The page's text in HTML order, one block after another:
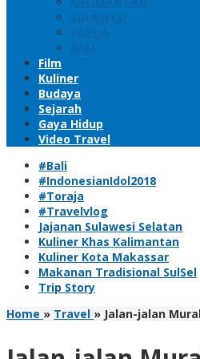
SULAWESI
PAPUA
BALI
Film
Kuliner
Budaya
Sejarah
Gaya Hidup
Video Travel
#Bali
#IndonesianIdol2018
#Toraja
#Travelvlog
Jajanan Sulawesi Selatan
Kuliner Khas Kalimantan
Kuliner Kota Makassar
Makanan Tradisional SulSel
Trip Story
Home » Travel » Jalan-jalan